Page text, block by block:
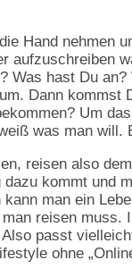
Hand nehmen
aufzuschreiben
Was hast Du
Dann kommst
Um
was man will.
reisen also
kommt und
man ein
reisen muss.
passt
ohne